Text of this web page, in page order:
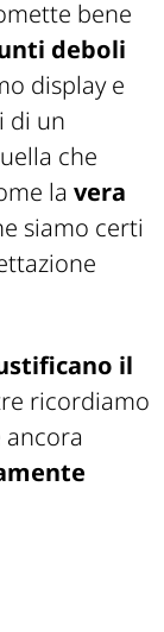
bene
deboli
display e
di un
che
la vera
siamo certi
il
ricordiamo
ancora